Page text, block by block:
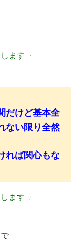
ます ：
だけど基本全
ない限り全然
れば関心もな
ます ：